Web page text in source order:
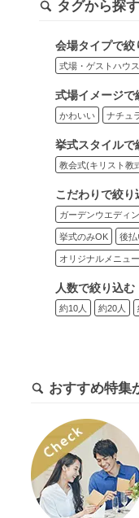
タグから探す
会場タイプで絞
式場・ゲストハウス
式場イメージで
かわいい ナチュ
挙式スタイルで
教会式(キリスト教
こだわりで絞り
ガーデンウエディ
挙式のみOK 後払
オリジナルメニュ
人数で絞り込む
約10人 約20人
おすすめ特集